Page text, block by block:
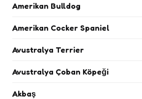
Amerikan Bulldog
Amerikan Cocker Spaniel
Avustralya Terrier
Avustralya Çoban Köpeği
Akbaş